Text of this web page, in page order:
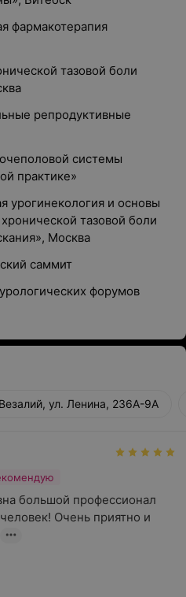
фармакотерапия
тазовой боли
репродуктивные
системы
практике»
урогинекология и основы
тазовой боли
Москва
саммит
форумов
Везалий, ул. Ленина, 236А-9А
большой профессионал
Очень приятно и